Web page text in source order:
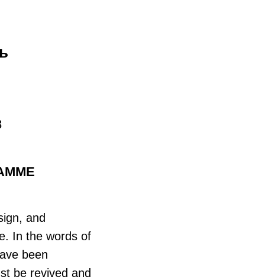
and
In the words of
been
be revived and